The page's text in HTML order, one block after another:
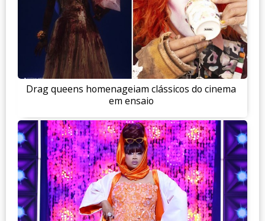
Drag queens homenageiam clássicos do cinema
em ensaio